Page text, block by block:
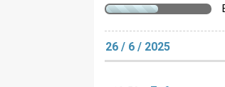
26 / 6 / 2025